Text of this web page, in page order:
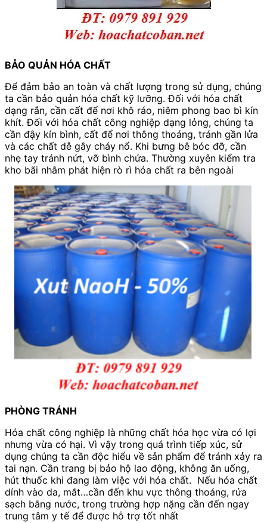
BẢO QUẢN HÓA CHẤT
Để đảm bảo an toàn và chất lượng trong sử dụng, chúng
ta cần bảo quản hóa chất kỹ lưỡng. Đối với hóa chất
dạng rắn, cần cất để nơi khô ráo, niêm phong bao bì kín
khít. Đối với hóa chất công nghiệp dạng lỏng, chúng ta
cần đậy kín bình, cất để nơi thông thoáng, tránh gần lửa
và các chất dễ gây cháy nổ. Khi bưng bê bóc đỡ, cần
nhẹ tay tránh nứt, vỡ bình chứa. Thường xuyên kiểm tra
kho bãi nhằm phát hiện rò rì hóa chất ra bên ngoài
PHÒNG TRÁNH
Hóa chất công nghiệp là những chất hóa học vừa có lợi
nhưng vừa có hại. Vì vậy trong quá trình tiếp xúc, sử
dụng chúng ta cần độc hiểu về sản phẩm để tránh xảy ra
tai nạn. Cần trang bị bảo hộ lao động, không ăn uống,
hút thuốc khi đang làm việc với hóa chất. Nếu hóa chất
dính vào da, mắt…cần đến khu vực thông thoáng, rửa
sạch bằng nước, trong trường hợp nặng cần đến ngay
trung tâm y tế để được hỗ trợ tốt nhất